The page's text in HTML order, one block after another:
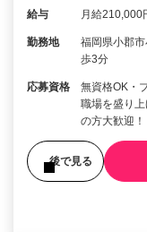
給与 月給210,000
勤務地
福岡県小郡
歩3分
応募資格
無資格OK・
職場を盛り
の方大歓迎
後で見る